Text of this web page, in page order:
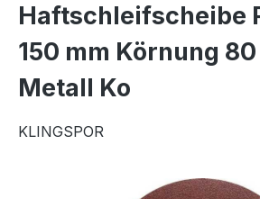
Haftschleifscheibe
150 mm Körnung
Metall Ko
KLINGSPOR
Bildergalerie überspringen